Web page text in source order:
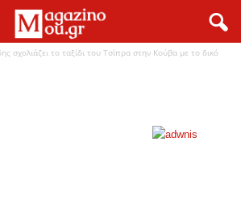
σχολιάζει το ταξίδι του Τσίπρα στην Κούβα με το δικό